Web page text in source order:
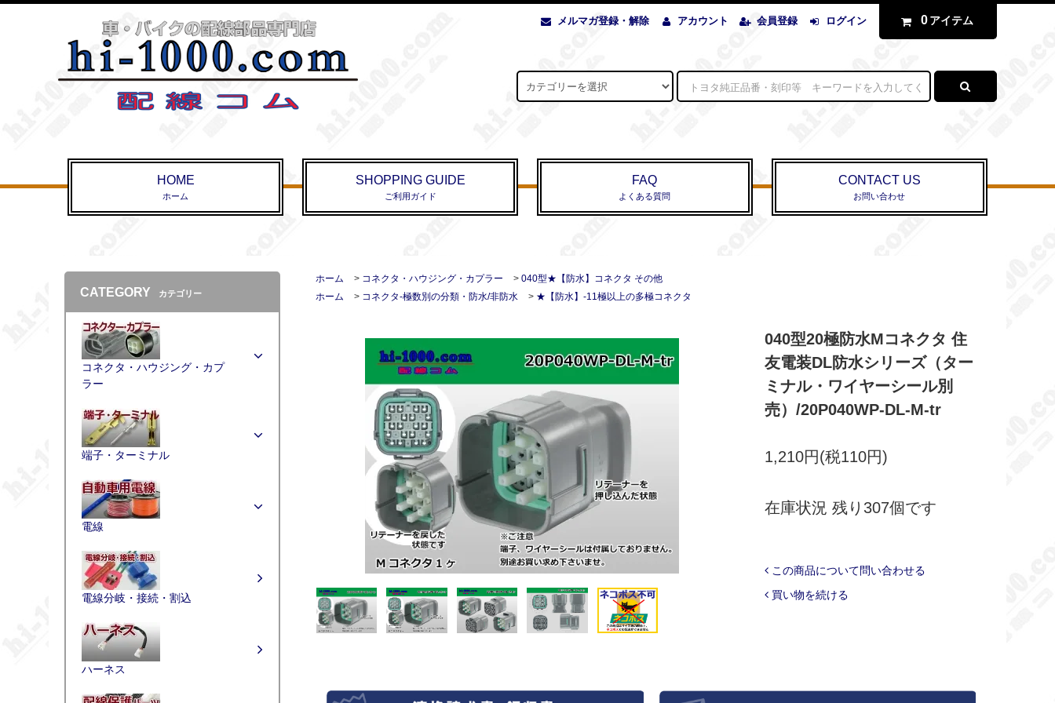
メルマガ登録・解除 アカウント 会員登録 ログイン 0 アイテム
HOME
ホーム
SHOPPING GUIDE
ご利用ガイド
FAQ
よくある質問
CONTACT US
お問い合わせ
ホーム > コネクタ・ハウジング・カプラー > 040型★【防水】コネクタ その他
ホーム
> コネクタ-極数別の分類・防水/非防水 > ★【防水】-11極以上の多極コネクタ
040型20極防水Mコネクタ 住
友電装DL防水シリーズ（ター
ミナル・ワイヤーシール別
売）/20P040WP-DL-M-tr
1,210円(税110円)
在庫状況 残り307個です
この商品について問い合わせる
買い物を続ける
CATEGORY カテゴリー
コネクタ・ハウジング・カプ
ラー
端子・ターミナル
電線
電線分岐・接続・割込
ハーネス